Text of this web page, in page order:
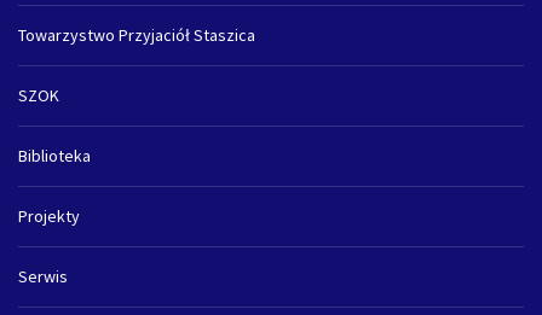
Towarzystwo Przyjaciół Staszica
SZOK
Biblioteka
Projekty
Serwis